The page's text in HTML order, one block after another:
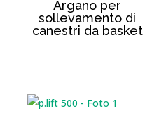
Argano per
sollevamento di
canestri da basket